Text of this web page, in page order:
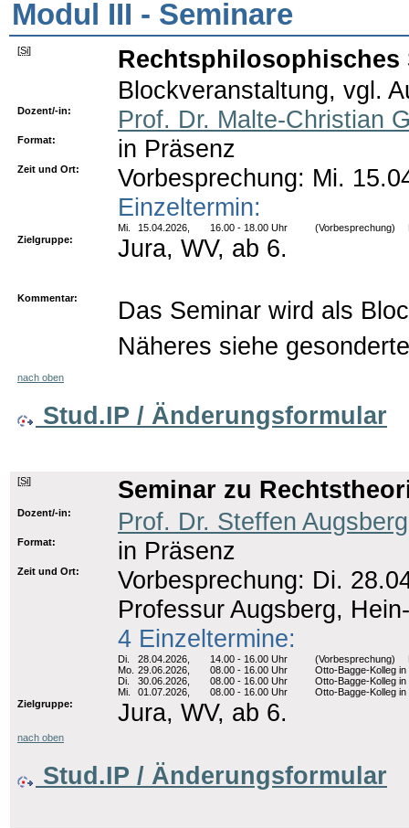
Modul III - Seminare
[Si]
Rechtsphilosophisches
Blockveranstaltung, vgl.
Dozent/-in: Prof. Dr. Malte-Christian
Format: in Präsenz
Zeit und Ort:
Vorbesprechung: Mi.
Einzeltermin:
Mi. 15.04.2026, 16.00 - 18.00 Uhr (Vorbesprechung)
Zielgruppe:
Jura, WV, ab 6.
Kommentar:
Das Seminar wird als
Näheres siehe
nach oben
Stud.IP / Änderungsformular
[Si] Seminar zu
Dozent/-in: Prof. Dr. Steffen Augsberg
Format: in Präsenz
Zeit und Ort:
Vorbesprechung: Di.
Professur Augsberg,
4 Einzeltermine:
Di. 28.04.2026, 14.00 - 16.00 Uhr (Vorbesprechung)
Mo.
29.06.2026, 08.00 - 16.00 Uhr
Otto-Bagge-Kolleg
Di.
30.06.2026, 08.00 - 16.00 Uhr
Otto-Bagge-Kolleg
Mi.
01.07.2026, 08.00 - 16.00 Uhr
Otto-Bagge-Kolleg
Zielgruppe:
Jura, WV, ab 6.
nach oben
Stud.IP / Änderungsformular